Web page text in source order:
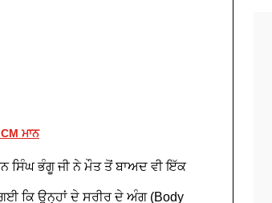
ਮਾਨ
ਸਿੰਘ ਭੰਗੂ ਜੀ ਨੇ ਮੌਤ ਤੋਂ ਬਾਅਦ ਵੀ ਇੱਕ
ਗਈ ਕਿ ਉਨ੍ਹਾਂ ਦੇ ਸਰੀਰ ਦੇ ਅੰਗ (Body